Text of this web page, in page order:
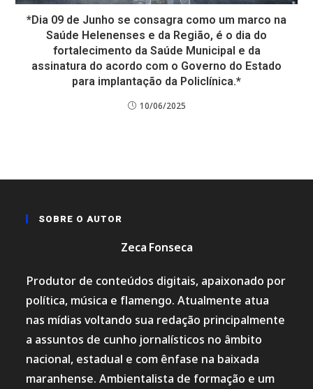
*Dia 09 de Junho se consagra como um marco na
Saúde Helenenses e da Região, é o dia do
fortalecimento da Saúde Municipal e da
assinatura do acordo com o Governo do Estado
para implantação da Policlínica.*
10/06/2025
SOBRE O AUTOR
Zeca Fonseca
Produtor de conteúdos digitais, apaixonado por
política, música e flamengo. Atualmente atua
nas mídias voltando sua redação principalmente
a assuntos de cunho jornalísticos no âmbito
nacional, estadual e com ênfase na baixada
maranhense. Ambientalista de formação e um